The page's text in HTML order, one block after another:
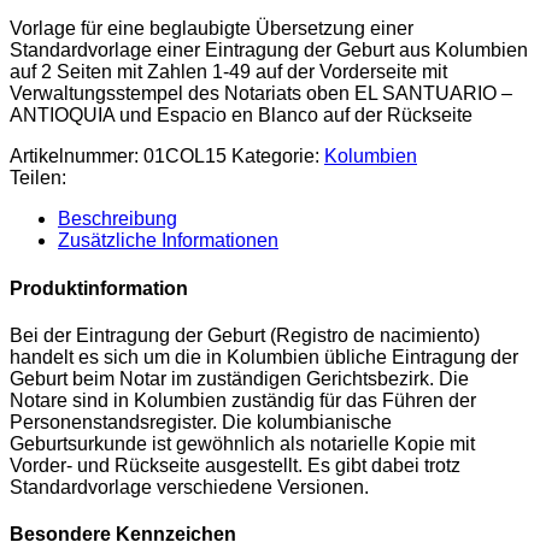
Vorlage für eine beglaubigte Übersetzung einer
Standardvorlage einer Eintragung der Geburt aus Kolumbien
auf 2 Seiten mit Zahlen 1-49 auf der Vorderseite mit
Verwaltungsstempel des Notariats oben EL SANTUARIO –
ANTIOQUIA und Espacio en Blanco auf der Rückseite
Artikelnummer: 01COL15 Kategorie: Kolumbien
Teilen:
Beschreibung
Zusätzliche Informationen
Produktinformation
Bei der Eintragung der Geburt (Registro de nacimiento)
handelt es sich um die in Kolumbien übliche Eintragung der
Geburt beim Notar im zuständigen Gerichtsbezirk. Die
Notare sind in Kolumbien zuständig für das Führen der
Personenstandsregister. Die kolumbianische
Geburtsurkunde ist gewöhnlich als notarielle Kopie mit
Vorder- und Rückseite ausgestellt. Es gibt dabei trotz
Standardvorlage verschiedene Versionen.
Besondere Kennzeichen